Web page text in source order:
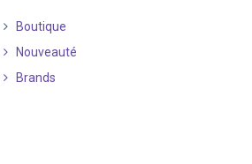
Boutique
Nouveauté
Brands